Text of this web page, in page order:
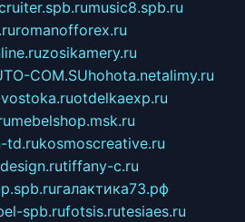
music8.spb.ru
romanofforex.ru
zosikamery.ru
COM.SUhohota.netalimy.ru
otdelkaexp.ru
mebelshop.msk.ru
td.rukosmoscreative.ru
tiffany-c.ru
галактика73.рф
spb.rufotsis.rutesiaes.ru